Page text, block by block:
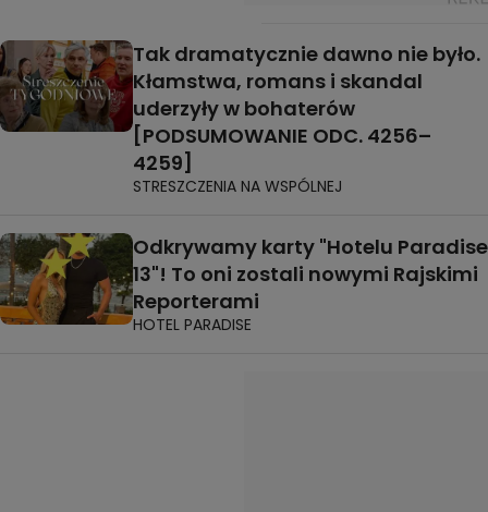
Tak dramatycznie dawno nie było.
Kłamstwa, romans i skandal
uderzyły w bohaterów
[PODSUMOWANIE ODC. 4256–
4259]
STRESZCZENIA NA WSPÓLNEJ
Odkrywamy karty "Hotelu Paradise
13"! To oni zostali nowymi Rajskimi
Reporterami
HOTEL PARADISE